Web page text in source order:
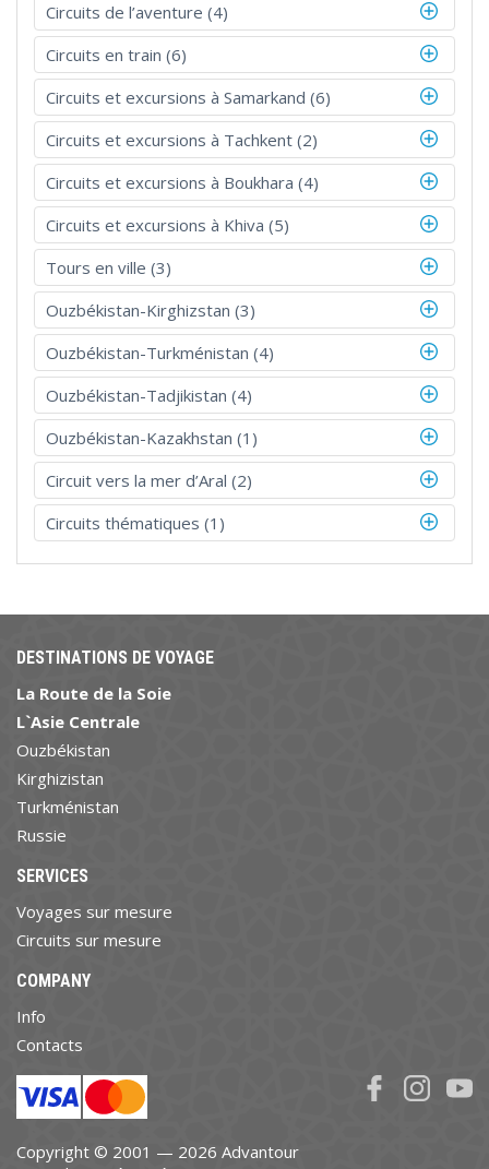
Circuits de l’aventure (4)
Circuits en train (6)
Circuits et excursions à Samarkand (6)
Circuits et excursions à Tachkent (2)
Circuits et excursions à Boukhara (4)
Circuits et excursions à Khiva (5)
Tours en ville (3)
Ouzbékistan-Kirghizstan (3)
Ouzbékistan-Turkménistan (4)
Ouzbékistan-Tadjikistan (4)
Ouzbékistan-Kazakhstan (1)
Circuit vers la mer d’Aral (2)
Circuits thématiques (1)
DESTINATIONS DE VOYAGE
La Route de la Soie
L`Asie Centrale
Ouzbékistan
Kirghizistan
Turkménistan
Russie
SERVICES
Voyages sur mesure
Circuits sur mesure
COMPANY
Info
Contacts
Copyright © 2001 — 2026 Advantour